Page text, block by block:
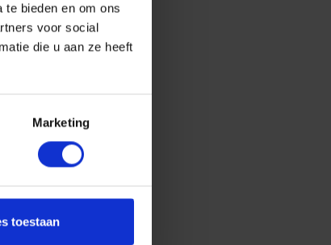
bieden en om ons
voor social
die u aan ze heeft
Marketing
toestaan